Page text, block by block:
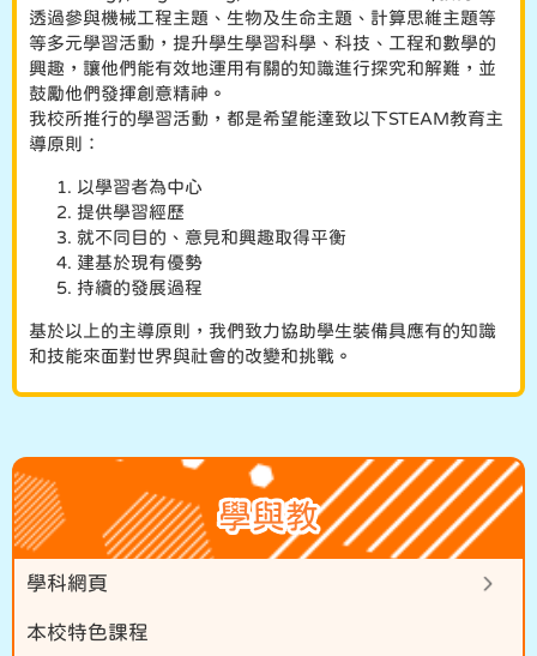
透過參與機械工程主題、生物及生命主題、計算思維主題等
等多元學習活動，提升學生學習科學、科技、工程和數學的
興趣，讓他們能有效地運用有關的知識進行探究和解難，並
鼓勵他們發揮創意精神。
我校所推行的學習活動，都是希望能達致以下STEAM教育主
導原則：
以學習者為中心
提供學習經歷
就不同目的、意見和興趣取得平衡
建基於現有優勢
持續的發展過程
基於以上的主導原則，我們致力協助學生裝備具應有的知識
和技能來面對世界與社會的改變和挑戰。
學與教
學科網頁
本校特色課程